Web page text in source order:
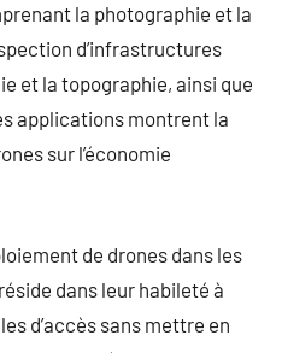
la photographie et la
d’infrastructures
et la topographie, ainsi que
applications montrent la
sur l’économie
de drones dans les
dans leur habileté à
d’accès sans mettre en